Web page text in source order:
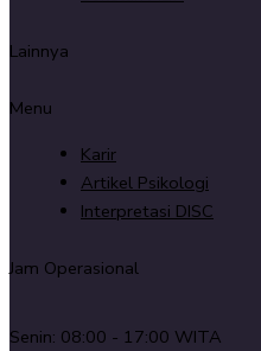
Lainnya
Menu
Karir
Artikel Psikologi
Interpretasi DISC
Jam Operasional
Senin: 08:00 - 17:00 WITA